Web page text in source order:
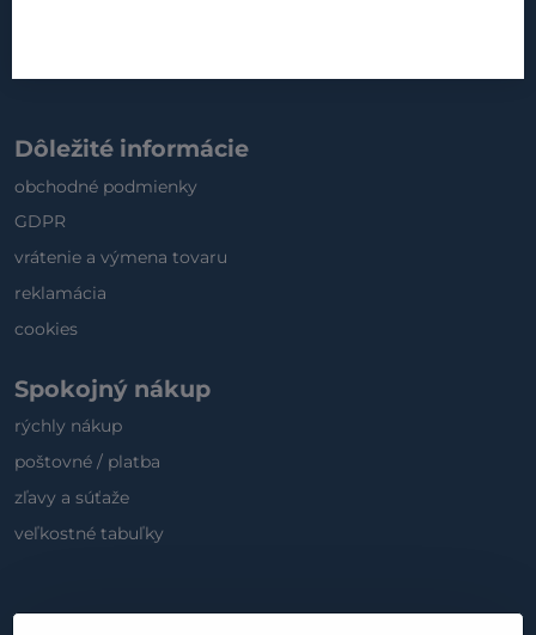
Dôležité informácie
obchodné podmienky
GDPR
vrátenie a výmena tovaru
reklamácia
cookies
Spokojný nákup
rýchly nákup
poštovné / platba
zľavy a súťaže
veľkostné tabuľky